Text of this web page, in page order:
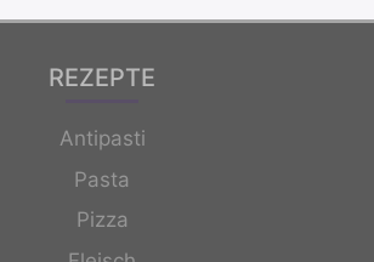
REZEPTE
Antipasti
Pasta
Pizza